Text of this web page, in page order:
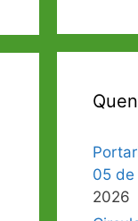
05 de
2026